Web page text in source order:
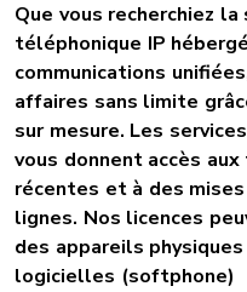
Que vous recherchiez
téléphonique IP
communications
affaires sans limite
sur mesure. Les
vous donnent accès
récentes et à des
lignes. Nos licences
des appareils
logicielles (softphone)